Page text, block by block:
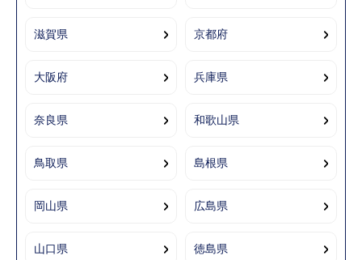
滋賀県 京都府
大阪府 兵庫県
奈良県 和歌山県
鳥取県 島根県
岡山県 広島県
山口県 徳島県